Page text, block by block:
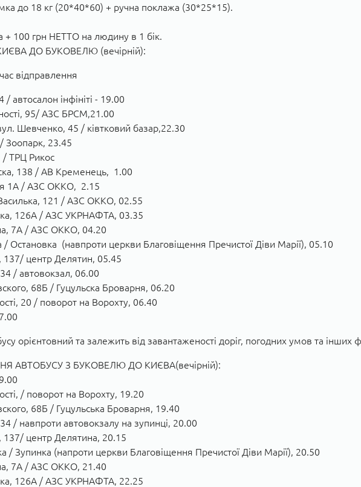
до 18 кг (20*40*60) + ручна поклажа (30*25*15).
100 грн НЕТТО на людину в 1 бік.
ДО БУКОВЕЛЮ (вечірній):
відправлення
автосалон інфініті - 19.00
95/ АЗС БРСМ,21.00
Шевченко, 45 / ківтковий базар,22.30
Зоопарк, 23.45
/ ТРЦ Рикос
138 / АВ Кременець, 1.00
1А / АЗС ОККО, 2.15
121 / АЗС ОККО, 02.55
126А / АЗС УКРНАФТА, 03.35
7А / АЗС ОККО, 04.20
Остановка (навпроти церкви Благовіщення Пречистої Діви Марії), 05.10
центр Делятин, 05.45
/ автовокзал, 06.00
68Б / Гуцульска Броварня, 06.20
20 / поворот на Ворохту, 06.40
орієнтовний та залежить від завантаженості доріг, погодних умов та інших
АВТОБУСУ З БУКОВЕЛЮ ДО КИЄВА(вечірній):
/ поворот на Ворохту, 19.20
68Б / Гуцульська Броварня, 19.40
/ навпроти автовокзалу на зупинці, 20.00
центр Делятина, 20.15
/ Зупинка (напроти церкви Благовіщення Пречистої Діви Марії), 20.50
7А / АЗС ОККО, 21.40
126А / АЗС УКРНАФТА, 22.25